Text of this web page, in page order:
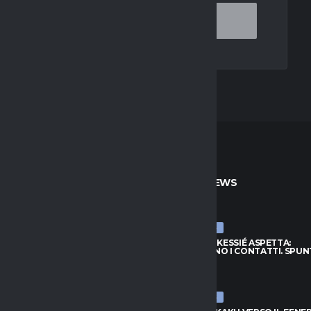
ULTIME NEWS
ULTIME NEWS
JUVENTUS, KESSIÉ ASPETTA:
CONTINUANO I CONTATTI.
ULTIME NEWS